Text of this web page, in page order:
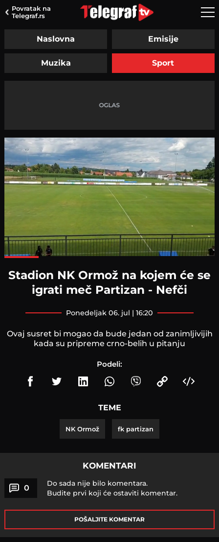
Povratak na
Telegraf.rs
Naslovna Emisije
Muzika Sport
Stadion NK Ormož na kojem će se
igrati meč Partizan - Nefči
ponedeljak 06. jul | 16:20
Ovaj susret bi mogao da bude jedan od zanimljivijih
kada su pripreme crno-belih u pitanju
Podeli:
TEME
NK Ormož fk partizan
KOMENTARI
0
Do sada nije bilo komentara.
Budite prvi koji će ostaviti komentar.
POŠALJITE KOMENTAR